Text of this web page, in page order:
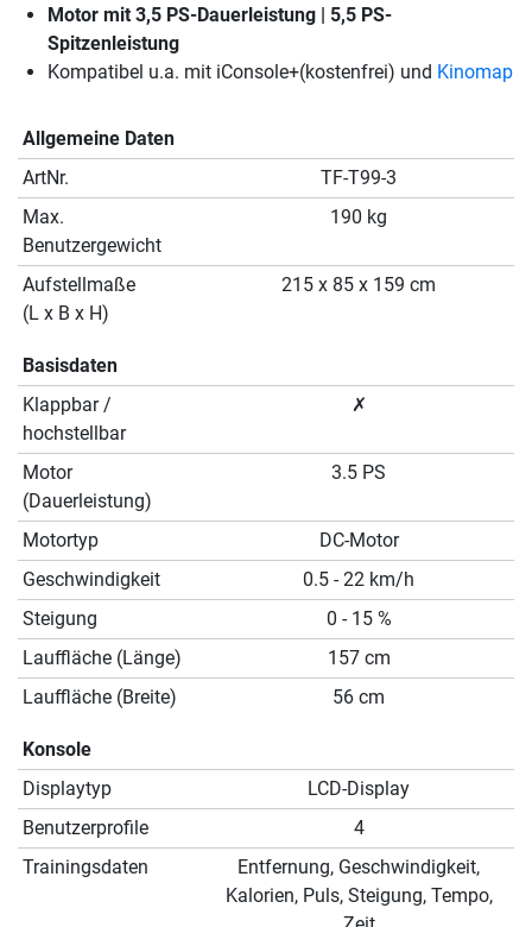
Motor mit 3,5 PS-Dauerleistung | 5,5 PS-
Spitzenleistung
Kompatibel u.a. mit iConsole+(kostenfrei) und Kinomap
Allgemeine Daten
ArtNr.
TF-T99-3
Max.
Benutzergewicht
190 kg
Aufstellmaße
(L x B x H)
215 x 85 x 159 cm
Basisdaten
Klappbar /
hochstellbar
✗
Motor
(Dauerleistung)
3.5 PS
Motortyp
DC-Motor
Geschwindigkeit
0.5 - 22 km/h
Steigung
0 - 15 %
Lauffläche (Länge)
157 cm
Lauffläche (Breite)
56 cm
Konsole
Displaytyp
LCD-Display
Benutzerprofile
4
Trainingsdaten
Entfernung, Geschwindigkeit,
Kalorien, Puls, Steigung, Tempo,